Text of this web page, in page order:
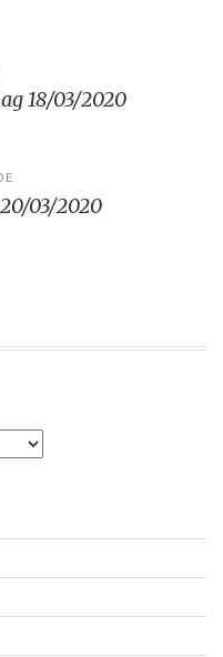
18/03/2020
03/2020